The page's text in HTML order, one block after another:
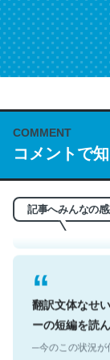
COMMENT
コメントで
記事へみんなの
これは名文。
う。英語少し
れ好き。
─今のこの状況が
翻訳文体なせ
ーの短編を読
─今のこの状況